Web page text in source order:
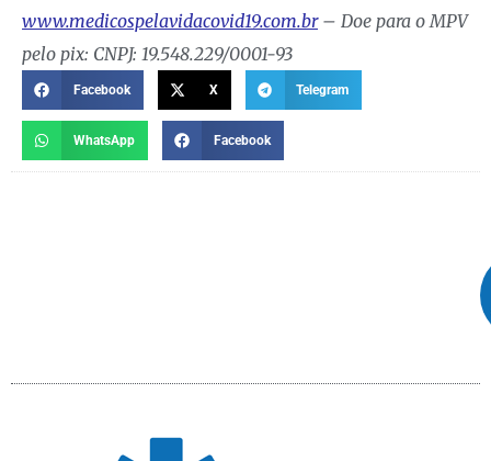
www.medicospelavidacovid19.com.br– Doe para o MPV
pelo pix: CNPJ: 19.548.229/0001-93
Facebook X Telegram
WhatsApp Facebook